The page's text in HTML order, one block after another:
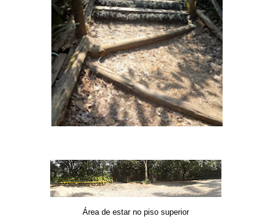
Área de estar no piso superior